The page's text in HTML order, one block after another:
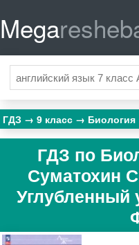
Mega
ГДЗ 9 класс Биология
ГДЗ по
Суматохин
Углубленный